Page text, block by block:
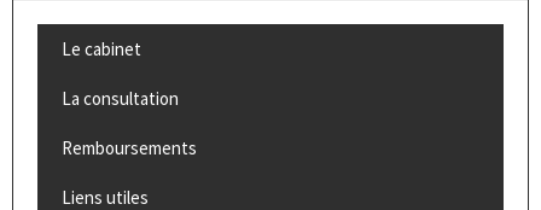
Le cabinet
La consultation
Remboursements
Liens utiles